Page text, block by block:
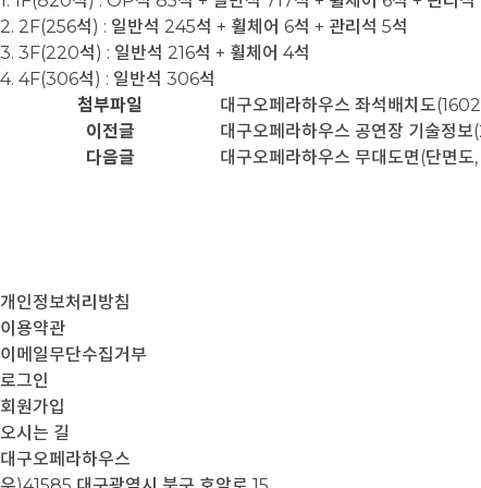
2. 2F(256석) : 일반석 245석 + 휠체어 6석 + 관리석 5석
3. 3F(220석) : 일반석 216석 + 휠체어 4석
4. 4F(306석) : 일반석 306석
첨부파일
대구오페라하우스 좌석배치도
이전글
대구오페라하우스 공연장 기술정
다음글
대구오페라하우스 무대도면(단면도
개인정보처리방침
이용약관
이메일무단수집거부
로그인
회원가입
오시는 길
대구오페라하우스